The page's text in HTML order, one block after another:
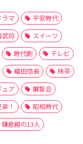
マ
平安時代
武将
スイーツ
時代劇
テレビ
織田信長
抹茶
ュア
展覧会
！
昭和時代
鎌倉殿の13人